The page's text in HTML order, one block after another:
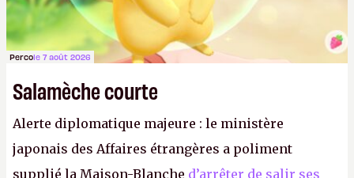
Percole 7 août 2026
Salamèche courte
Alerte diplomatique majeure : le ministère
japonais des Affaires étrangères a poliment
supplié la Maison-Blanche d’arrêter de salir ses